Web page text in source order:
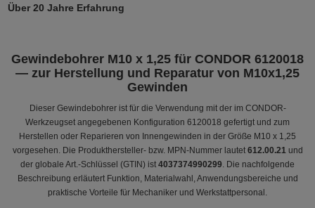
Über 20 Jahre Erfahrung
Gewindebohrer M10 x 1,25 für CONDOR 6120018
— zur Herstellung und Reparatur von M10x1,25
Gewinden
Dieser Gewindebohrer ist für die Verwendung mit der im CONDOR-
Werkzeugset angegebenen Konfiguration 6120018 gefertigt und zum
Herstellen oder Reparieren von Innengewinden in der Größe M10 x 1,25
vorgesehen. Die Produkthersteller- bzw. MPN-Nummer lautet 612.00.21 und
der globale Art.-Schlüssel (GTIN) ist 4037374990299 . Die nachfolgende
Beschreibung erläutert Funktion, Materialwahl, Anwendungsbereiche und
praktische Vorteile für Mechaniker und Werkstattpersonal.